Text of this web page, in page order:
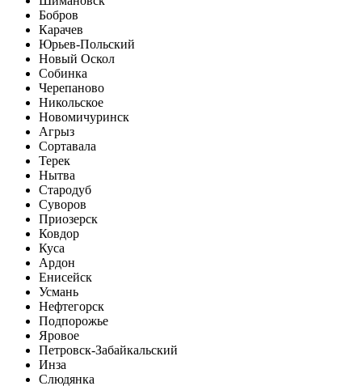
Бобров
Карачев
Юрьев-Польский
Новый Оскол
Собинка
Черепаново
Никольское
Новомичуринск
Агрыз
Сортавала
Терек
Нытва
Стародуб
Суворов
Приозерск
Ковдор
Куса
Ардон
Енисейск
Усмань
Нефтегорск
Подпорожье
Яровое
Петровск-Забайкальский
Инза
Слюдянка